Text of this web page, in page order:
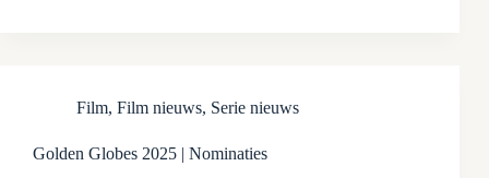
Film, Film nieuws, Serie nieuws
Golden Globes 2025 | Nominaties